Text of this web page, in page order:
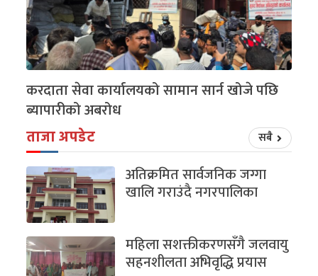
करदाता सेवा कार्यालयको सामान सार्न खोजे पछि
ब्यापारीको अबरोध
ताजा अपडेट सबै
अतिक्रमित सार्वजनिक जग्गा
खालि गराउंदै नगरपालिका
महिला सशक्तीकरणसँगै जलवायु
सहनशीलता अभिवृद्धि प्रयास